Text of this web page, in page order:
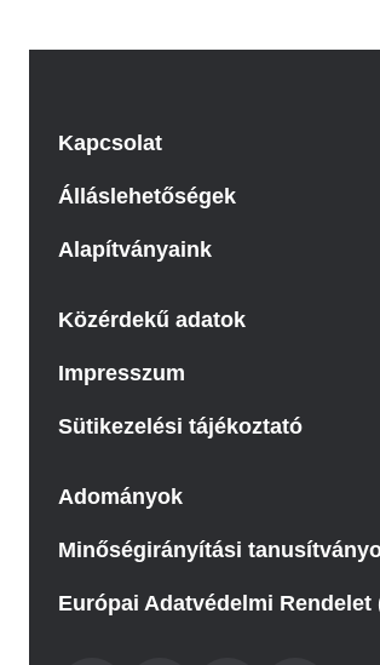
Kapcsolat
Álláslehetőségek
Alapítványaink
Közérdekű adatok
Impresszum
Sütikezelési tájékoztató
Adományok
Minőségirányítási
Európai Adatvédelmi Rendelet